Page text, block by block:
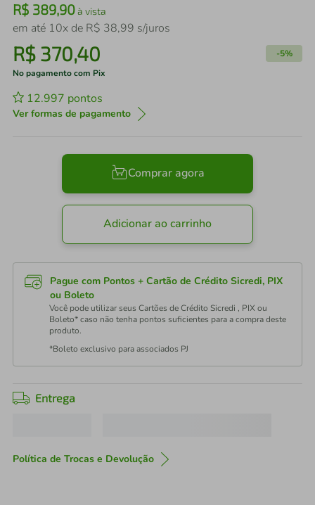
R$ 389,90à vista
em até 10x de R$ 38,99 s/juros
R$ 370,40 -5%
No pagamento com Pix
12.997 pontos
Ver formas de pagamento
Comprar agora
Adicionar ao carrinho
Pague com Pontos + Cartão de Crédito Sicredi, PIX
ou Boleto
Você pode utilizar seus Cartões de Crédito Sicredi , PIX ou
Boleto* caso não tenha pontos suficientes para a compra deste
produto.
*Boleto exclusivo para associados PJ
Entrega
Política de Trocas e Devolução